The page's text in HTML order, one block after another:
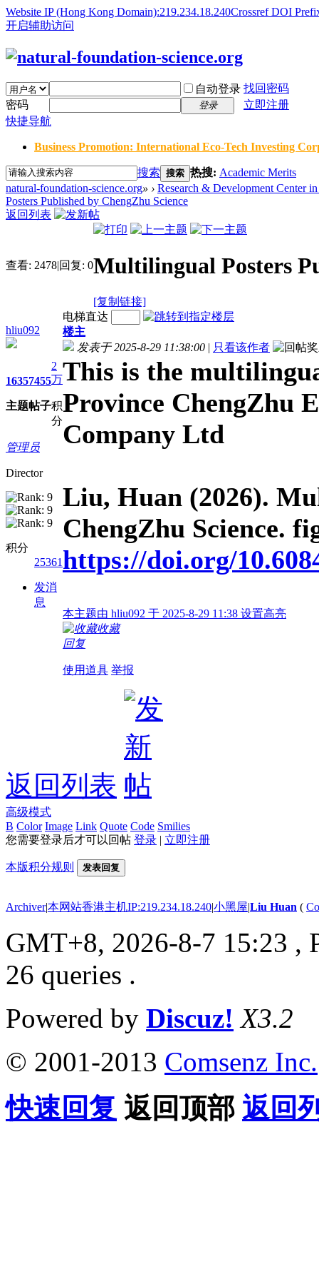
Website IP (Hong Kong Domain):219.234.18.240Crossref DOI
开启辅助访问
自动登录 找回密码
密码
登录
立即注册
快捷导航
Business Promotion: International Eco-Tech Investing
搜索 搜索 热搜: Academic Merits
natural-foundation-science.org» › Research & Development Center
Posters Published by ChengZhu Science
返回列表
查看: 2478|回复: 0Multilingual Posters
[复制链接]
hliu092
1635
主题
7455
帖子
2
万
积
分
管理员
Director
积分
25361
发消
息
电梯直达
楼主
发表于 2025-8-29 11:38:00 | 只看该作者
This is the
Province ChengZhu
Company Ltd
Liu, Huan (2026).
ChengZhu Science.
https://doi.org/
本主题由 hliu092 于 2025-8-29 11:38 设置高亮
收藏
回复
使用道具 举报
返回列表
高级模式
B Color Image Link Quote Code Smilies
您需要登录后才可以回帖 登录 | 立即注册
本版积分规则 发表回复
Archiver|本网站香港主机IP:219.234.18.240|小黑屋|Liu Huan (
GMT+8, 2026-8-7 15:23 ,
26 queries .
Powered by Discuz! X3.2
© 2001-2013 Comsenz Inc.
快速回复 返回顶部 返回